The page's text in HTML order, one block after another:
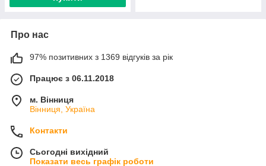
Про нас
97% позитивних з 1369 відгуків за рік
Працює з 06.11.2018
м. Вінниця
Вінниця, Україна
Контакти
Сьогодні вихідний
Показати весь графік роботи